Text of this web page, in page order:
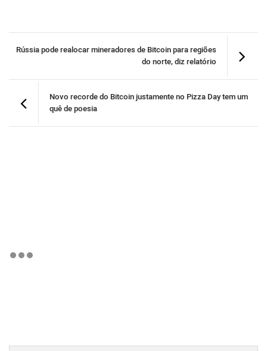
Rússia pode realocar mineradores de Bitcoin para regiões
do norte, diz relatório
Novo recorde do Bitcoin justamente no Pizza Day tem um
quê de poesia